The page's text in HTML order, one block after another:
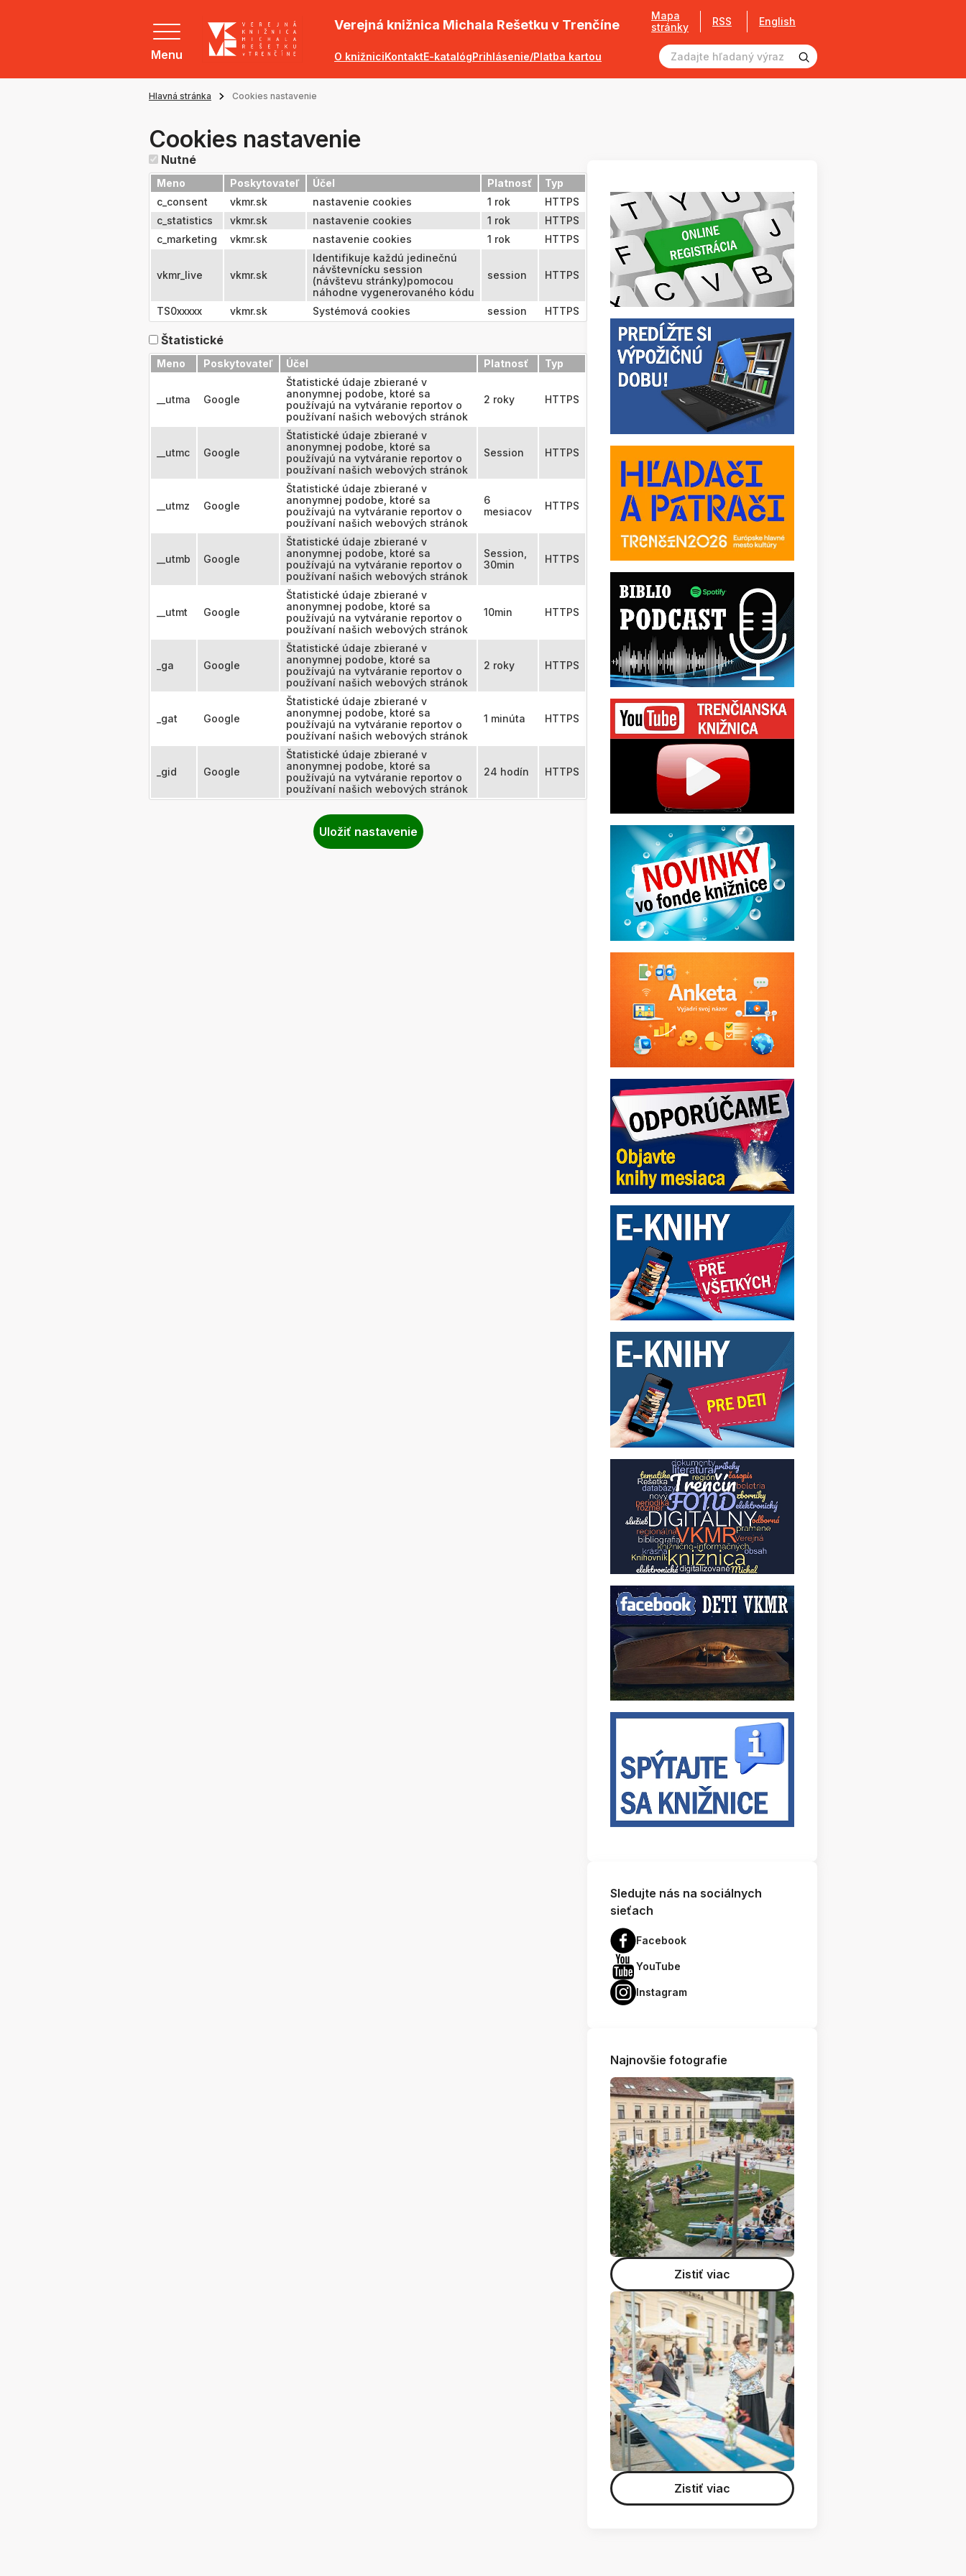
Menu
Verejná knižnica Michala Rešetku v Trenčíne
O knižniciKontaktE-katalógPrihlásenie/Platba kartou
Mapa
stránky
RSS English
Hlavná stránka Cookies nastavenie
Cookies nastavenie
Nutné
Meno Poskytovateľ Účel Platnosť
Typ
c_consent
vkmr.sk nastavenie cookies 1 rok
HTTPS
c_statistics
vkmr.sk nastavenie cookies 1 rok
HTTPS
c_marketing
vkmr.sk nastavenie cookies 1 rok HTTPS
vkmr_live vkmr.sk
Identifikuje každú jedinečnú
návštevnícku session
(návštevu stránky)pomocou
náhodne vygenerovaného kódu
session HTTPS
TS0xxxxx vkmr.sk Systémová cookies session HTTPS
Štatistické
Meno Poskytovateľ Účel Platnosť Typ
__utma Google
Štatistické údaje zbierané v
anonymnej podobe, ktoré sa
používajú na vytváranie reportov o
používaní našich webových stránok
2 roky HTTPS
__utmc Google
Štatistické údaje zbierané v
anonymnej podobe, ktoré sa
používajú na vytváranie reportov o
používaní našich webových stránok
Session HTTPS
__utmz Google
Štatistické údaje zbierané v
anonymnej podobe, ktoré sa
používajú na vytváranie reportov o
používaní našich webových stránok
6
mesiacov
HTTPS
__utmb Google
Štatistické údaje zbierané v
anonymnej podobe, ktoré sa
používajú na vytváranie reportov o
používaní našich webových stránok
Session,
30min
HTTPS
__utmt Google
Štatistické údaje zbierané v
anonymnej podobe, ktoré sa
používajú na vytváranie reportov o
používaní našich webových stránok
10min HTTPS
_ga Google
Štatistické údaje zbierané v
anonymnej podobe, ktoré sa
používajú na vytváranie reportov o
používaní našich webových stránok
2 roky HTTPS
_gat Google
Štatistické údaje zbierané v
anonymnej podobe, ktoré sa
používajú na vytváranie reportov o
používaní našich webových stránok
1 minúta HTTPS
_gid Google
Štatistické údaje zbierané v
anonymnej podobe, ktoré sa
používajú na vytváranie reportov o
používaní našich webových stránok
24 hodín HTTPS
Sledujte nás na sociálnych
sieťach
Facebook
YouTube
Instagram
Najnovšie fotografie
Zistiť viac
Zistiť viac